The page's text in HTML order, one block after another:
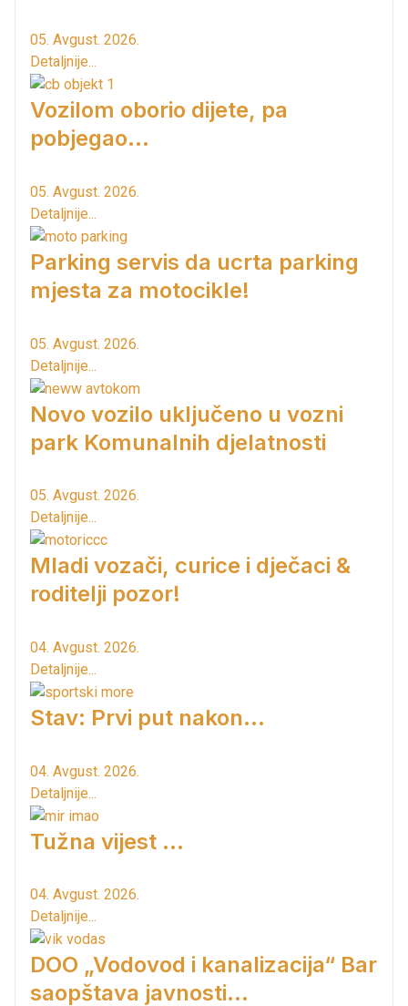
05. Avgust. 2026.
Detaljnije...
Vozilom oborio dijete, pa
pobjegao...
05. Avgust. 2026.
Detaljnije...
Parking servis da ucrta parking
mjesta za motocikle!
05. Avgust. 2026.
Detaljnije...
Novo vozilo uključeno u vozni
park Komunalnih djelatnosti
05. Avgust. 2026.
Detaljnije...
Mladi vozači, curice i dječaci &
roditelji pozor!
04. Avgust. 2026.
Detaljnije...
Stav: Prvi put nakon…
04. Avgust. 2026.
Detaljnije...
Tužna vijest ...
04. Avgust. 2026.
Detaljnije...
DOO „Vodovod i kanalizacija“ Bar
saopštava javnosti...